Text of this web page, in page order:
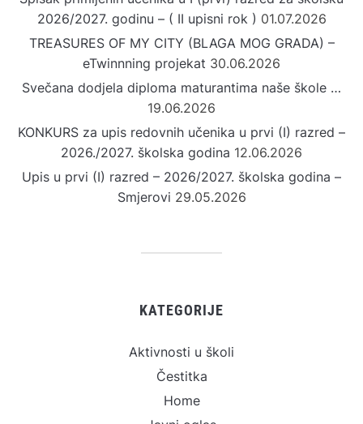
2026/2027. godinu – ( II upisni rok ) 01.07.2026
TREASURES OF MY CITY (BLAGA MOG GRADA) –
eTwinnning projekat 30.06.2026
Svečana dodjela diploma maturantima naše škole …
19.06.2026
KONKURS za upis redovnih učenika u prvi (I) razred –
2026./2027. školska godina 12.06.2026
Upis u prvi (I) razred – 2026/2027. školska godina –
Smjerovi 29.05.2026
KATEGORIJE
Aktivnosti u školi
Čestitka
Home